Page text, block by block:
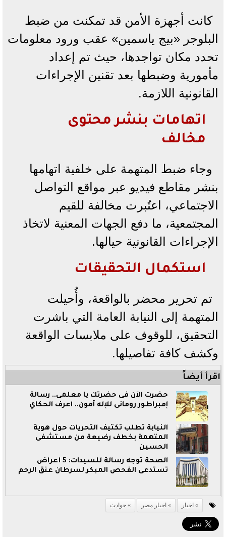
كانت أجهزة الأمن قد تمكنت من ضبط
البلوجر «بيج ياسمين» عقب ورود معلومات
تحدد مكان تواجدها، حيث تم إعداد
مأمورية وضبطها بعد تقنين الإجراءات
القانونية اللازمة.
اتهامات بنشر محتوى
مخالف
وجاء ضبط المتهمة على خلفية اتهامها
بنشر مقاطع فيديو عبر مواقع التواصل
الاجتماعي، اعتُبرت مخالفة للقيم
المجتمعية، ما دفع الجهات المعنية لاتخاذ
الإجراءات القانونية حيالها.
استكمال التحقيقات
تم تحرير محضر بالواقعة، وأُحيلت
المتهمة إلى النيابة العامة التي باشرت
التحقيق، للوقوف على ملابسات الواقعة
وكشف كافة تفاصيلها.
اقرأ أيضاً
حضرت الآن فى حضرتك يا معلّمى.. رسالة
إمبراطور رومانى للإله آمون.. اعرف الحكاي
النيابة تطلب تكثيف التحريات حول هوية
المتهمة بخطف رضيعة من مستشفى
الحسين
الصحة توجه رسالة للسيدات: 5 أعراض
تستدعى الفحص المبكر لسرطان عنق الرحم
اخبار اخبار مصر حوادث